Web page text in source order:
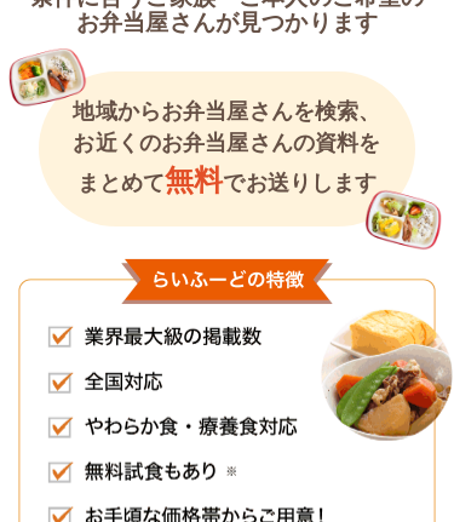
お弁当屋さんが見つかります
地域からお弁当屋さんを検索、
お近くのお弁当屋さんの資料を
まとめて無料でお送りします